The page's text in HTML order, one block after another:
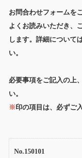
お問合わせフォームを
よくお読みいただき、
します。詳細については
い。
必要事項をご記入の上
い。
※印の項目は、必ずご
No.150101